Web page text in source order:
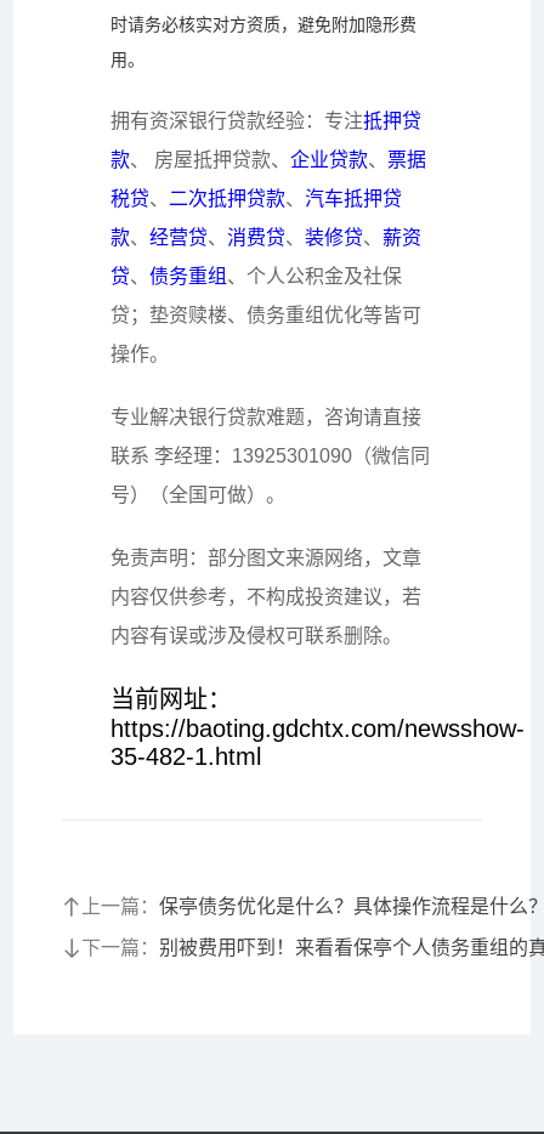
时请务必核实对方资质，避免附加隐形费
用。
拥有资深银行贷款经验：专注抵押贷
款、 房屋抵押贷款、企业贷款、票据
税贷、 二次抵押贷款、汽车抵押贷
款、经营贷、消费贷、装修贷、薪资
贷、债务重组 、个人公积金及社保
贷；垫资赎楼、债务重组优化等皆可
操作。
专业解决银行贷款难题，咨询请直接
联系 李经理 ： 13925301090 （微信同
号）（全国可做）。
免责声明：部分图文来源网络，文章
内容仅供参考，不构成投资建议，若
内容有误或涉及侵权可联系删除。
当前网址：
https://baoting.gdchtx.com/newsshow-
35-482-1.html
上一篇：保亭债务优化是什么？具体操作流程是什么
下一篇： 别被费用吓到！来看看保亭个人债务重组的